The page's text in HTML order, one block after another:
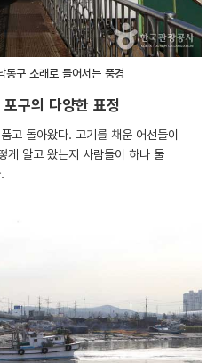
동구 소래로 들어서는 풍경
구의 다양한 표정
고 돌아왔다. 고기를 채운 어선들이
게 알고 왔는지 사람들이 하나 둘